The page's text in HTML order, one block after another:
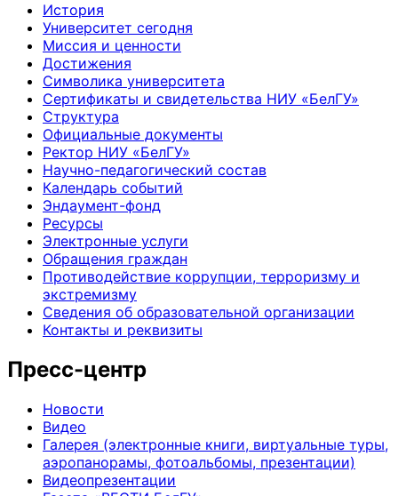
История
Университет сегодня
Миссия и ценности
Достижения
Символика университета
Сертификаты и свидетельства НИУ «БелГУ»
Структура
Официальные документы
Ректор НИУ «БелГУ»
Научно-педагогический состав
Календарь событий
Эндаумент-фонд
Ресурсы
Электронные услуги
Обращения граждан
Противодействие коррупции, терроризму и
экстремизму
Сведения об образовательной организации
Контакты и реквизиты
Пресс-центр
Новости
Видео
Галерея (электронные книги, виртуальные туры,
аэропанорамы, фотоальбомы, презентации)
Видеопрезентации